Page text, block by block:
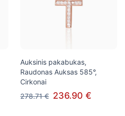
Auksinis pakabukas,
Raudonas Auksas 585°,
Cirkonai
278.71 € 236.90 €